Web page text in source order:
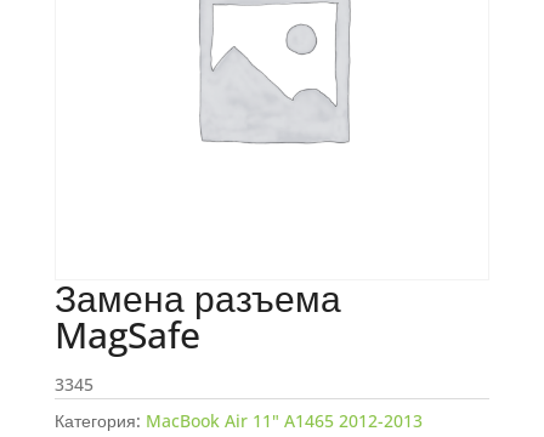
Замена разъема
MagSafe
3345
Категория: MacBook Air 11" A1465 2012-2013